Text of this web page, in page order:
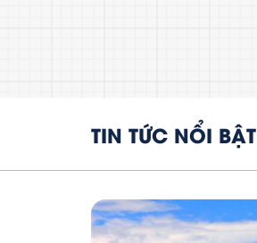
TIN TỨC NỔI BẬT